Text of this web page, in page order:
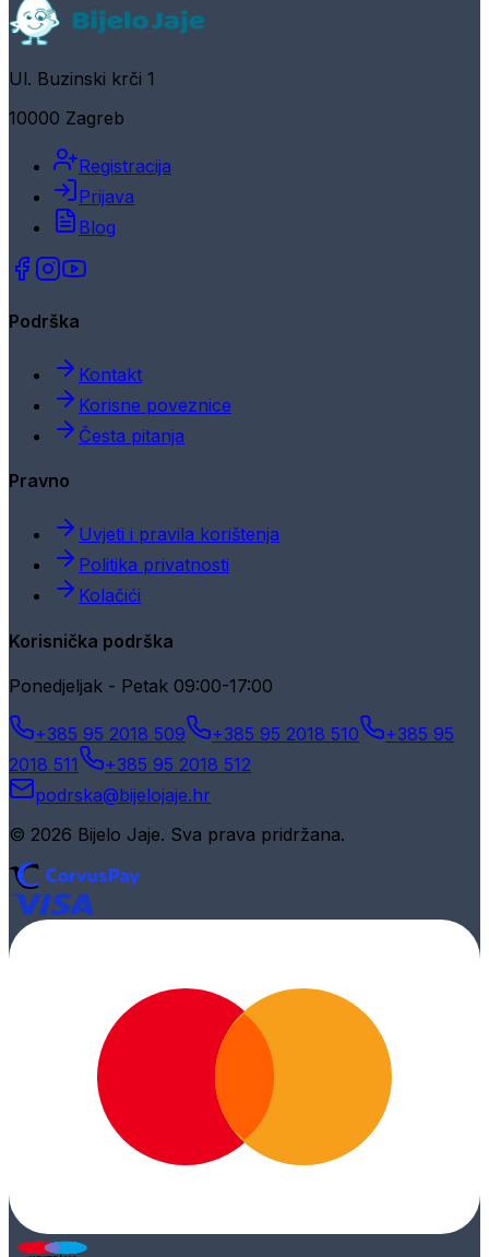
Ul. Buzinski krči 1
10000 Zagreb
Registracija
Prijava
Blog
Podrška
Kontakt
Korisne poveznice
Česta pitanja
Pravno
Uvjeti i pravila korištenja
Politika privatnosti
Kolačići
Korisnička podrška
Ponedjeljak - Petak 09:00-17:00
+385 95 2018 509 +385 95 2018 510
+385 95
2018 511
+385 95 2018 512
podrska@bijelojaje.hr
© 2026 Bijelo Jaje. Sva prava pridržana.